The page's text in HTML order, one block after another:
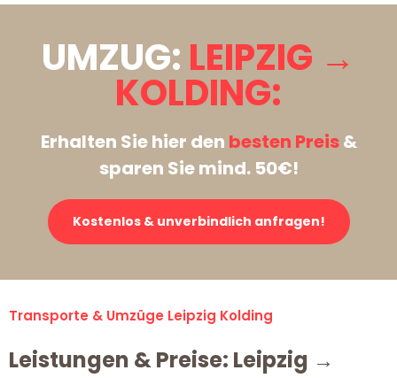
UMZUG: LEIPZIG →
KOLDING:
Erhalten Sie hier den besten Preis&
sparen Sie mind. 50€!
Kostenlos & unverbindlich anfragen!
Transporte & Umzüge Leipzig Kolding
Leistungen & Preise: Leipzig →